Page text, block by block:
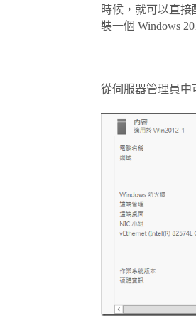
時候，就可以直接
裝一個 Windows
從伺服器管理員中